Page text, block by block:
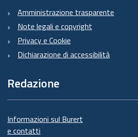
Amministrazione trasparente
Note legali e copyright
Privacy e Cookie
Dichiarazione di accessibilità
Redazione
Informazioni sul Burert
e contatti